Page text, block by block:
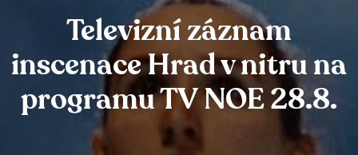
Televizní záznam
inscenace Hrad v nitru na
programu TV NOE 28.8.